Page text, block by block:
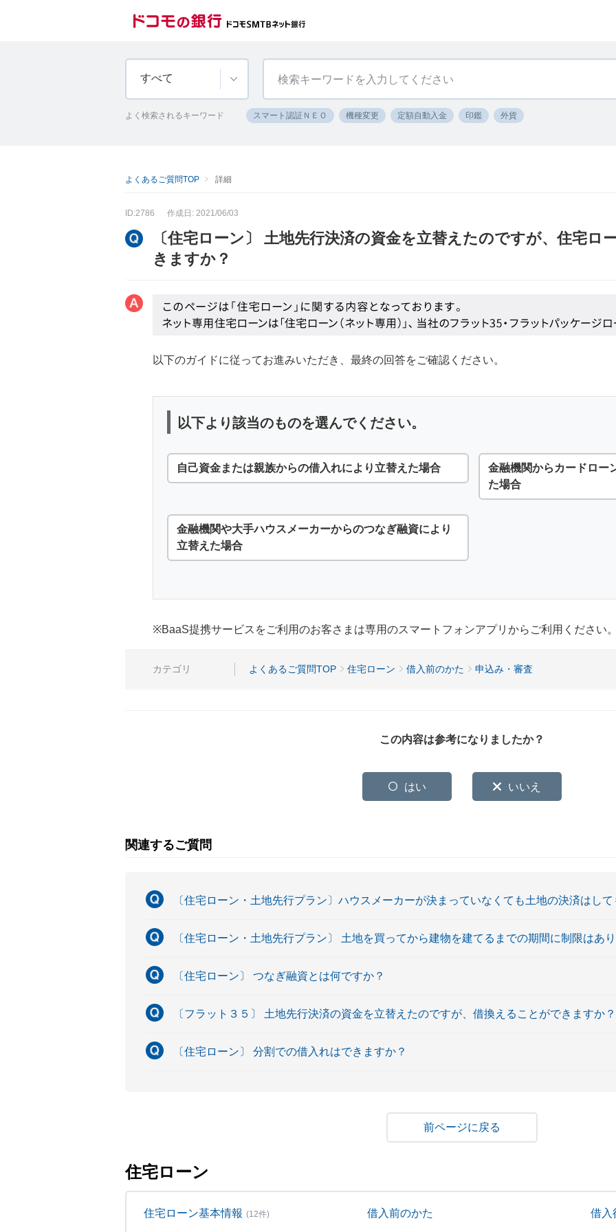
すべて
よく検索されるキーワード スマート認証ＮＥＯ 機種変更 定額自動入金 印鑑 外貨
よくあるご質問TOP 詳細
ID:2786 作成日: 2021/06/03
〔住宅ローン〕 土地先行決済の資金を立替えたのですが、住宅ロ
きますか？
以下のガイドに従ってお進みいただき、最終の回答をご確認ください。
以下より該当のものを選んでください。
自己資金または親族からの借入れにより立替えた場合
金融機関からカードロー
た場合
金融機関や大手ハウスメーカーからのつなぎ融資により
立替えた場合
※BaaS提携サービスをご利用のお客さまは専用のスマートフォンアプリからご利用ください。
カテゴリ よくあるご質問TOP 住宅ローン 借入前のかた 申込み・審査
この内容は参考になりましたか？
はい いいえ
関連するご質問
〔住宅ローン・土地先行プラン〕ハウスメーカーが決まっていなくても土地の決済はして
〔住宅ローン・土地先行プラン〕 土地を買ってから建物を建てるまでの期間に制限はあ
〔住宅ローン〕 つなぎ融資とは何ですか？
〔フラット３５〕 土地先行決済の資金を立替えたのですが、借換えることができますか？
〔住宅ローン〕 分割での借入れはできますか？
戻る
住宅ローン
住宅ローン基本情報 (12件) 借入前のかた 借入